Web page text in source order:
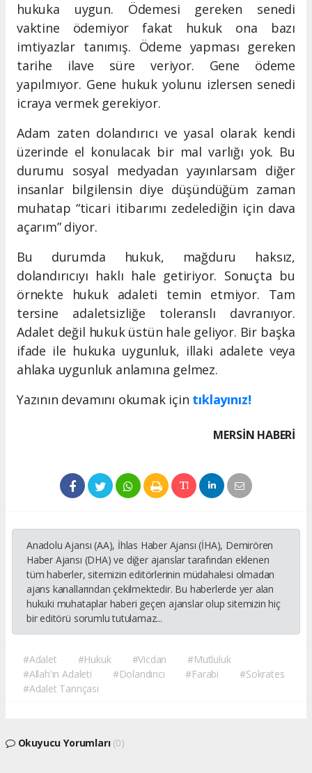
hukuka uygun. Ödemesi gereken senedi
vaktine ödemiyor fakat hukuk ona bazı
imtiyazlar tanımış. Ödeme yapması gereken
tarihe ilave süre veriyor. Gene ödeme
yapılmıyor. Gene hukuk yolunu izlersen senedi
icraya vermek gerekiyor.
Adam zaten dolandırıcı ve yasal olarak kendi
üzerinde el konulacak bir mal varlığı yok. Bu
durumu sosyal medyadan yayınlarsam diğer
insanlar bilgilensin diye düşündüğüm zaman
muhatap “ticari itibarımı zedelediğin için dava
açarım” diyor.
Bu durumda hukuk, mağduru haksız,
dolandırıcıyı haklı hale getiriyor. Sonuçta bu
örnekte hukuk adaleti temin etmiyor. Tam
tersine adaletsizliğe toleranslı davranıyor.
Adalet değil hukuk üstün hale geliyor. Bir başka
ifade ile hukuka uygunluk, illaki adalete veya
ahlaka uygunluk anlamına gelmez.
Yazının devamını okumak için tıklayınız!
MERSIN HABERİ
Anadolu Ajansı (AA), İhlas Haber Ajansı (İHA), Demirören
Haber Ajansı (DHA) ve diğer ajanslar tarafından eklenen
tüm haberler, sitemizin editörlerinin müdahalesi olmadan
ajans kanallarından çekilmektedir. Bu haberlerde yer alan
hukuki muhataplar haberi geçen ajanslar olup sitemizin hiç
bir editörü sorumlu tutulamaz...
#Adalet #Hukuk #Vicdan
#Mutluluk
#Allah'ın Adaleti
#Dolandırıcı #Farabi
#Sokrates
#Adalet Tanrıçası
Okuyucu Yorumları (0)